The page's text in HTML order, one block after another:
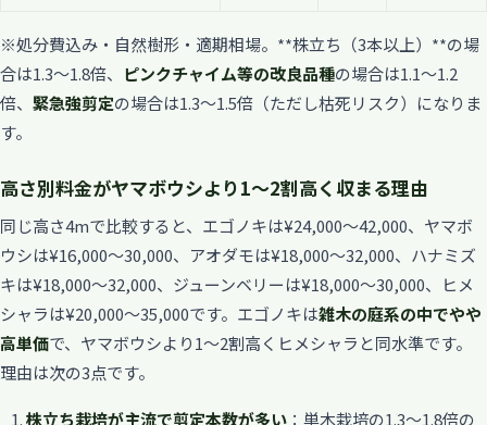
※処分費込み・自然樹形・適期相場。**株立ち（3本以上）**の場
合は1.3〜1.8倍、 ピンクチャイム等の改良品種の場合は1.1〜1.2
倍、 緊急強剪定の場合は1.3〜1.5倍（ただし枯死リスク）になりま
す。
高さ別料金がヤマボウシより1〜2割高く収まる理由
同じ高さ4mで比較すると、エゴノキは¥24,000〜42,000、ヤマボ
ウシは¥16,000〜30,000、アオダモは¥18,000〜32,000、ハナミズ
キは¥18,000〜32,000、ジューンベリーは¥18,000〜30,000、ヒメ
シャラは¥20,000〜35,000です。エゴノキは雑木の庭系の中でやや
高単価で、ヤマボウシより1〜2割高くヒメシャラと同水準です。
理由は次の3点です。
株立ち栽培が主流で剪定本数が多い ：単木栽培の1.3〜1.8倍の